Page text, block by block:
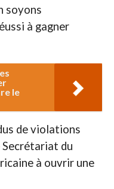
soyons
à gagner
le
de violations
Secrétariat du
à ouvrir une